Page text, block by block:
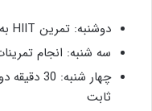
دوشنبه: تمرین HIIT به همراه 30 دقیقه تردمیل
سه شنبه: انجام تمرینات
چهار
ثابت